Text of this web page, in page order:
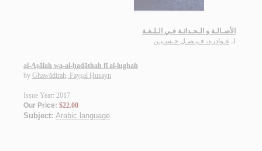
الأصـالـة و الـحـداثـة فـي الـلـغـة
لـ غـوادره، فـيـصـل حـسـيـن
al-Aṣālah wa-al-ḥadāthah fī al-lughah
by Ghawādirah, Fayṣal Ḥusayn
Issue Year: 2017
Our Price: $22.00
Subject: Arabic language.